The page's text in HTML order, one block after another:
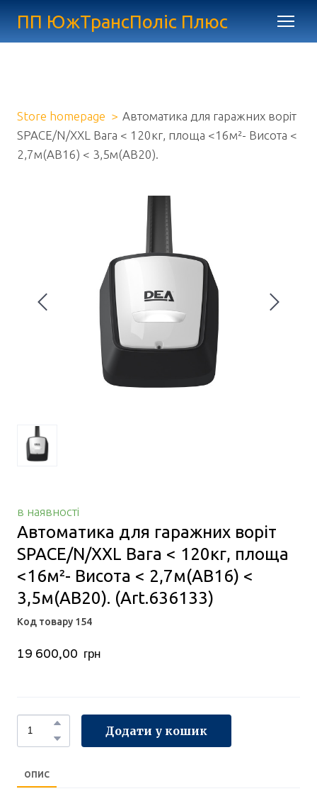
ПП ЮжТрансПоліс Плюс
Store homepage
Автоматика для гаражних воріт
SPACE/N/XXL Вага < 120кг, площа <16м²- Висота <
2,7м(AB16) < 3,5м(AB20).
в наявності
Автоматика для гаражних воріт
SPACE/N/XXL Вага < 120кг, площа
<16м²- Висота < 2,7м(AB16) <
3,5м(AB20). (Art.636133)
Код товару 154
19 600,00  грн
Додати у кошик
ОПИС